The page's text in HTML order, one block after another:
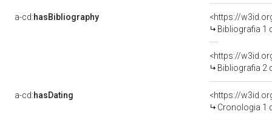
a-cd:hasBibliography
<https://
Bibliografia 1
<https://
Bibliografia 2
a-cd:hasDating
<https://
Cronologia 1